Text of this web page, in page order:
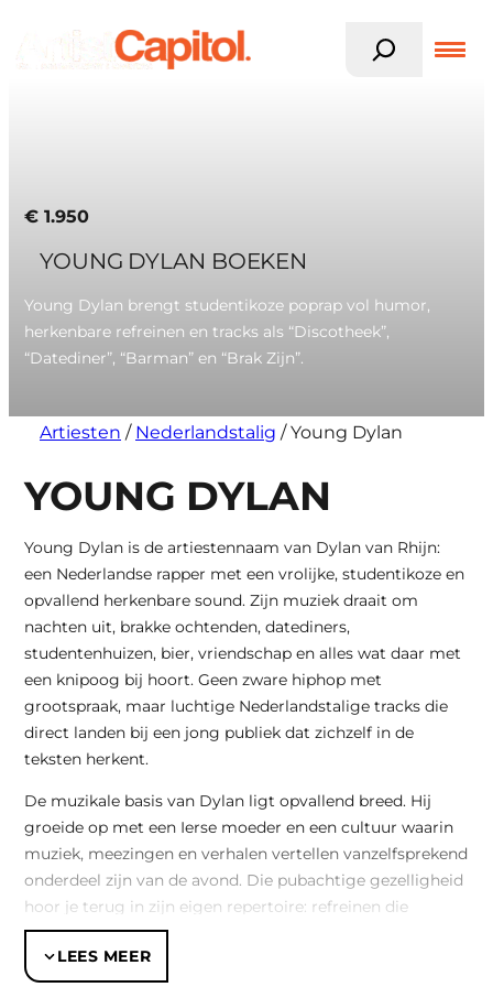
€ 1.950
YOUNG DYLAN BOEKEN
Young Dylan brengt studentikoze poprap vol humor,
herkenbare refreinen en tracks als “Discotheek”,
“Datediner”, “Barman” en “Brak Zijn”.
Artiesten / Nederlandstalig /Young Dylan
YOUNG DYLAN
Young Dylan is de artiestennaam van Dylan van Rhijn:
een Nederlandse rapper met een vrolijke, studentikoze en
opvallend herkenbare sound. Zijn muziek draait om
nachten uit, brakke ochtenden, datediners,
studentenhuizen, bier, vriendschap en alles wat daar met
een knipoog bij hoort. Geen zware hiphop met
grootspraak, maar luchtige Nederlandstalige tracks die
direct landen bij een jong publiek dat zichzelf in de
teksten herkent.
De muzikale basis van Dylan ligt opvallend breed. Hij
groeide op met een Ierse moeder en een cultuur waarin
muziek, meezingen en verhalen vertellen vanzelfsprekend
onderdeel zijn van de avond. Die pubachtige gezelligheid
hoor je terug in zijn eigen repertoire: refreinen die
makkelijk blijven hangen, teksten die bedoeld zijn om
mee te roepen en een live-energie die goed aansluit bij
LEES MEER